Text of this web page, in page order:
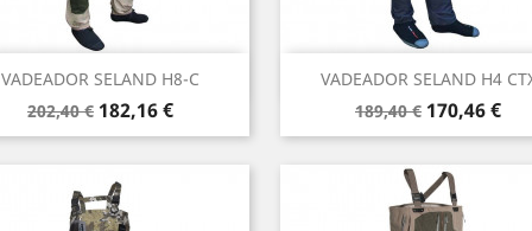
VADEADOR SELAND H8-C
Precio
base
202,40 € Precio
182,16 €
Vista rápida VADEADOR SELAND H4
Precio
base
189,40 € Precio
170,46 €
Vista rápida